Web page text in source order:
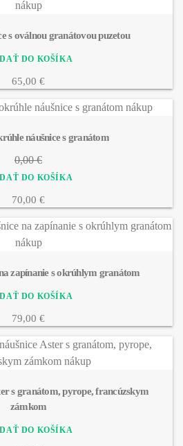
s oválnou granátovou puzetou
65,00 €
náušnice s granátom
0,00 €
70,00 €
zapínanie s okrúhlym granátom
79,00 €
s granátom, pyrope, francúzskym
zámkom